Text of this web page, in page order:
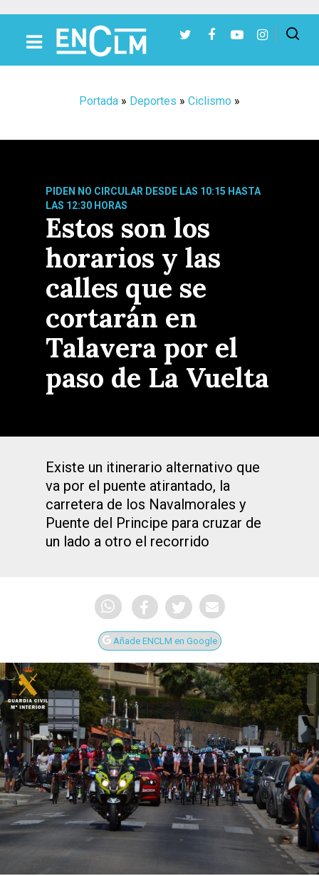
Portada » Deportes » Ciclismo »
PIDEN NO CIRCULAR DESDE LAS 10:15 HASTA
LAS 12:30 HORAS
Estos son los
horarios y las
calles que se
cortarán en
Talavera por el
paso de La Vuelta
Existe un itinerario alternativo que
va por el puente atirantado, la
carretera de los Navalmorales y
Puente del Principe para cruzar de
un lado a otro el recorrido
Añade ENCLM en Google